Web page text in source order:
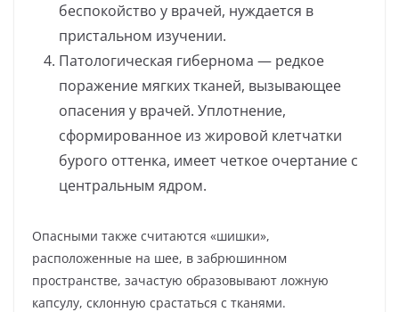
беспокойство у врачей, нуждается в
пристальном изучении.
Патологическая гибернома — редкое
поражение мягких тканей, вызывающее
опасения у врачей. Уплотнение,
сформированное из жировой клетчатки
бурого оттенка, имеет четкое очертание с
центральным ядром.
Опасными также считаются «шишки»,
расположенные на шее, в забрюшинном
пространстве, зачастую образовывают ложную
капсулу, склонную срастаться с тканями.